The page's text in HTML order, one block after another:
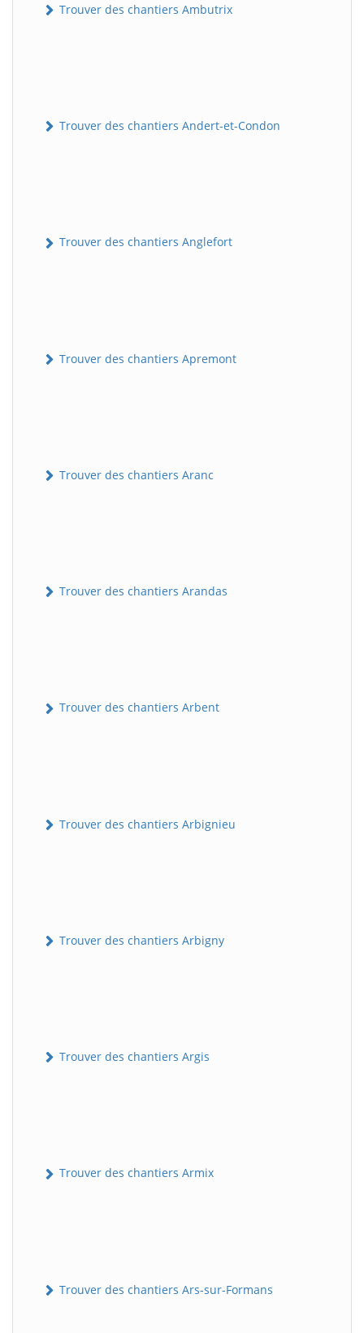
Trouver des chantiers Ambutrix
Trouver des chantiers Andert-et-Condon
Trouver des chantiers Anglefort
Trouver des chantiers Apremont
Trouver des chantiers Aranc
Trouver des chantiers Arandas
Trouver des chantiers Arbent
Trouver des chantiers Arbignieu
Trouver des chantiers Arbigny
Trouver des chantiers Argis
Trouver des chantiers Armix
Trouver des chantiers Ars-sur-Formans